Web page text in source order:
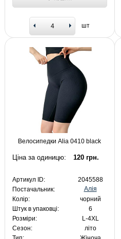
шт
Велосипедки Alia 0410 black
Ціна за одиницю: 120 грн.
Артикул ID:
2045588
Постачальник:
Алія
Колір:
чорний
Штук в упаковці:
6
Розміри:
L-4XL
Сезон:
літо